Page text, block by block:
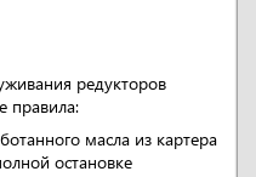
редукторов
правила:
масла из картера
остановке